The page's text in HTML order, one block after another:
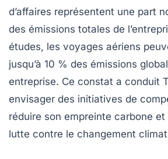
d’affaires représentent une part
des émissions totales de
études, les voyages aériens
jusqu’à 10 % des émissions
entreprise. Ce constat a conduit
envisager des initiatives de
réduire son empreinte carbone
lutte contre le changement